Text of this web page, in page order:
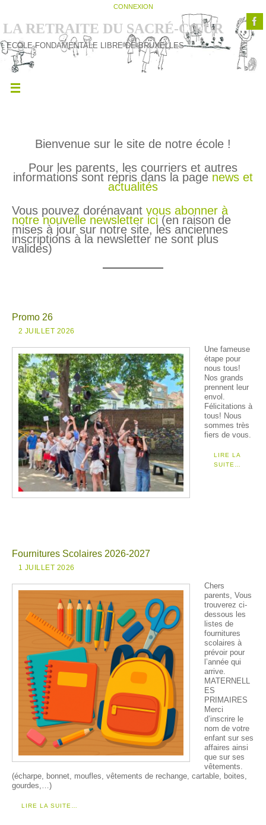
CONNEXION
LA RETRAITE DU SACRÉ-CŒUR
ECOLE FONDAMENTALE LIBRE DE BRUXELLES
Bienvenue sur le site de notre école !
Pour les parents, les courriers et autres
informations sont repris dans la page news et
actualités
Vous pouvez dorénavant vous abonner à
notre nouvelle newsletter ici(en raison de
mises à jour sur notre site, les anciennes
inscriptions à la newsletter ne sont plus
valides)
Promo 26
2 JUILLET 2026
Une fameuse
étape pour
nous tous!
Nos grands
prennent leur
envol.
Félicitations à
tous! Nous
sommes très
fiers de vous.
LIRE LA
SUITE…
Fournitures Scolaires 2026-2027
1 JUILLET 2026
Chers
parents, Vous
trouverez ci-
dessous les
listes de
fournitures
scolaires à
prévoir pour
l’année qui
arrive.
MATERNELL
ES
PRIMAIRES
Merci
d’inscrire le
nom de votre
enfant sur ses
affaires ainsi
que sur ses
vêtements.
(écharpe, bonnet, moufles, vêtements de rechange, cartable, boites,
gourdes,…)
LIRE LA SUITE…